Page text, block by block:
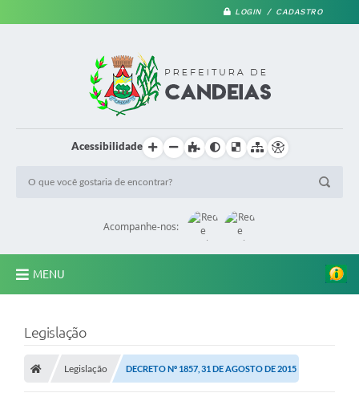
LOGIN / CADASTRO
Acessibilidade
Acompanhe-nos:
MENU
A Prefeitura
Diário Oficial
Legislação
Legislação DECRETO Nº 1857, 31 DE AGOSTO DE 2015